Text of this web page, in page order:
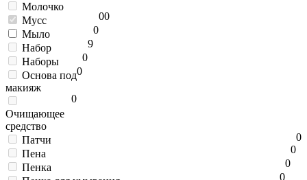
0
Молочко
0
Мусс
0
Мыло
9
Набор
0
Наборы
0
Основа под
макияж
0
Очищающее
средство
0
Патчи
0
Пена
0
Пенка
0